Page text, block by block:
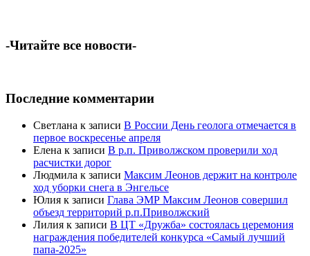
-Читайте все новости-
Последние комментарии
Светлана к записи В России День геолога отмечается в
первое воскресенье апреля
Елена к записи В р.п. Приволжском проверили ход
расчистки дорог
Людмила к записи Максим Леонов держит на контроле
ход уборки снега в Энгельсе
Юлия к записи Глава ЭМР Максим Леонов совершил
объезд территорий р.п.Приволжский
Лилия к записи В ЦТ «Дружба» состоялась церемония
награждения победителей конкурса «Самый лучший
папа-2025»